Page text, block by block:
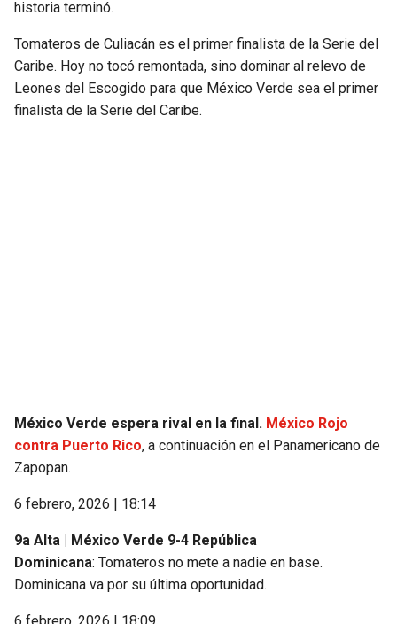
historia terminó.
Tomateros de Culiacán es el primer finalista de la Serie del
Caribe. Hoy no tocó remontada, sino dominar al relevo de
Leones del Escogido para que México Verde sea el primer
finalista de la Serie del Caribe.
México Verde espera rival en la final. México Rojo
contra Puerto Rico, a continuación en el Panamericano de
Zapopan.
6 febrero, 2026 | 18:14
9a Alta | México Verde 9-4 República
Dominicana: Tomateros no mete a nadie en base.
Dominicana va por su última oportunidad.